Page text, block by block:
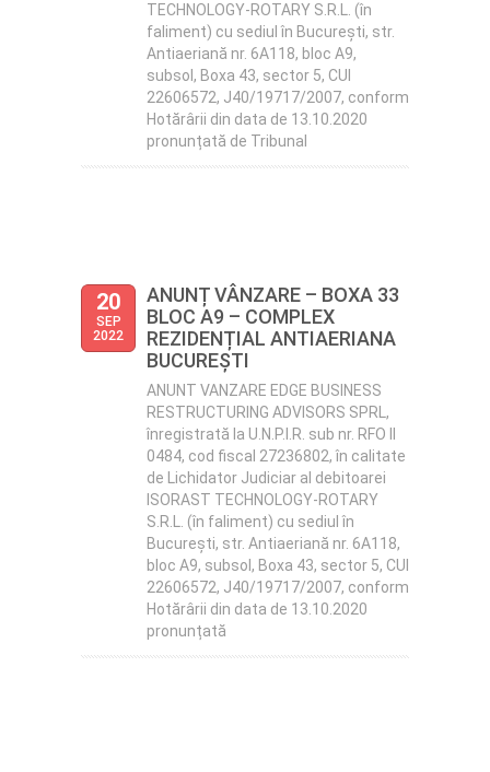
TECHNOLOGY-ROTARY S.R.L. (în
faliment) cu sediul în București, str.
Antiaeriană nr. 6A118, bloc A9,
subsol, Boxa 43, sector 5, CUI
22606572, J40/19717/2007, conform
Hotărârii din data de 13.10.2020
pronunțată de Tribunal
20
SEP
2022
ANUNȚ VÂNZARE – BOXA 33
BLOC A9 – COMPLEX
REZIDENȚIAL ANTIAERIANA
BUCUREȘTI
ANUNT VANZARE EDGE BUSINESS
RESTRUCTURING ADVISORS SPRL,
înregistrată la U.N.P.I.R. sub nr. RFO II
0484, cod fiscal 27236802, în calitate
de Lichidator Judiciar al debitoarei
ISORAST TECHNOLOGY-ROTARY
S.R.L. (în faliment) cu sediul în
București, str. Antiaeriană nr. 6A118,
bloc A9, subsol, Boxa 43, sector 5, CUI
22606572, J40/19717/2007, conform
Hotărârii din data de 13.10.2020
pronunțată